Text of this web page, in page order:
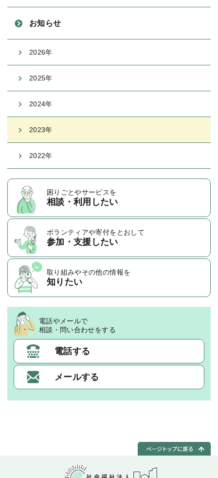
お知らせ
2026年
2025年
2024年
2023年
2022年
困りごとやサービスを
相談・利用したい
ボランティアや寄付をとおして
参加・支援したい
取り組みやその他の情報を
知りたい
電話やメールで
相談・問い合わせをする
電話する
メールする